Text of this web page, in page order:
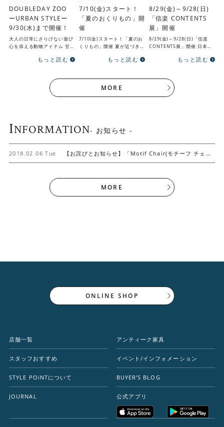
DOUBLEDAY ZOO
ーURBAN STYLEー
9/30(水)まで開催！
大人の日常にさりげない遊び
心を添える動物アイテム 甘さ
ファブリックなど空間に心地
もっと読む
7/10(金)スタート！
「夏のおくりもの」開
催
7/10(金)スタート！「夏のお
くりもの」開催 夏が近づき大
巡らせる季節になりました。
もっと読む
8/29(金)～9/28(日)
「信楽 CONTENTS
展」開催
8/29(金)～9/28(日)「信楽
CONTENTS展」開催 日本六
焼の伝統的な技術をいかしな
もっと読む
MORE
INFORMATION- お知らせ -
2018.02.06 Tue
【お詫びとお知らせ】「Motif Chair(モチーフ チェ
ア）」回収について
MORE
ONLINE SHOP
店舗一覧 アンティーク家具
スタッフおすすめ イベント/インフォメーション
STYLE POiNTについて BUYER’S BLOG
JOURNAL 公式アプリ